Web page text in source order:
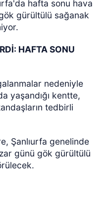
hafta sonu hava
gök gürültülü sağanak
HAFTA SONU
nedeniyle
yaşandığı kentte,
tedbirli
Şanlıurfa genelinde
günü gök gürültülü